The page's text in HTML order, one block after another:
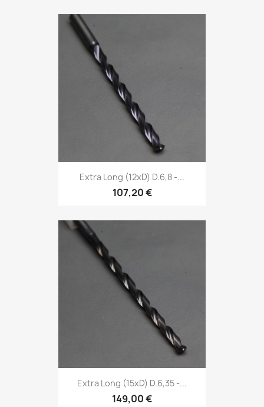
Extra Long (12xD) D.6,8 -...
107,20 €
Extra Long (15xD) D.6,35 -...
149,00 €